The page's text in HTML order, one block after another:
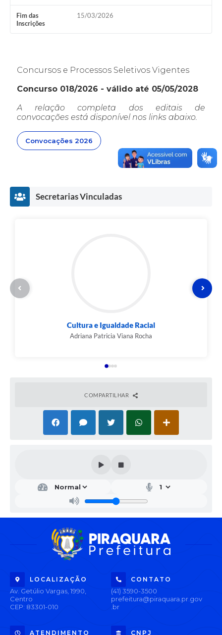
Fim das
Inscrições
15/03/2026
Concursos e Processos Seletivos Vigentes
Concurso 018/2026 - válido até 05/05/2028
A relação completa dos editais de
convocações está disponível nos links abaixo.
Convocações 2026
Secretarias Vinculadas
Cultura e Igualdade Racial
Adriana Patricia Viana Rocha
COMPARTILHAR
LOCALIZAÇÃO
Av. Getúlio Vargas, 1990,
Centro
CEP: 83301-010
CONTATO
(41) 3590-3500
prefeitura@piraquara.pr.gov
.br
ATENDIMENTO CNPJ